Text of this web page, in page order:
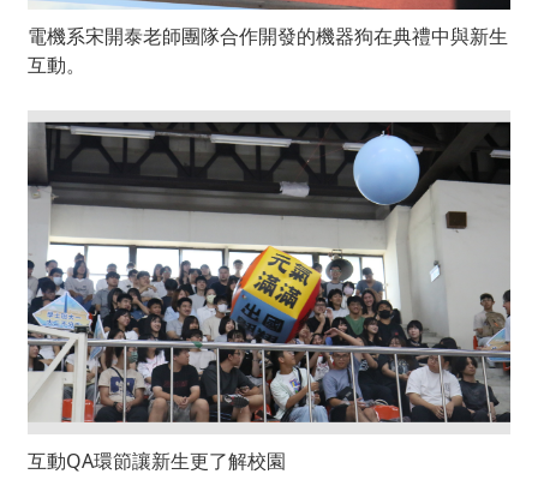
電機系宋開泰老師團隊合作開發的機器狗在典禮中與新生
互動。
互動QA環節讓新生更了解校園